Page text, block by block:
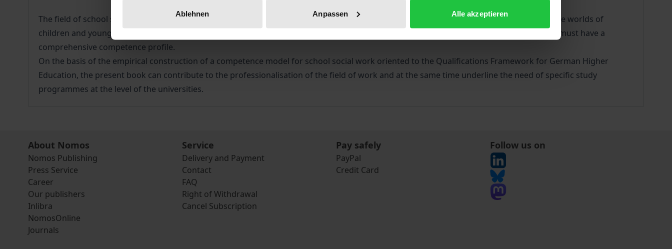
Ablehnen Anpassen Alle akzeptieren
The field of school social work has become increasingly important in recent years. With the knowledge and consideration of the diverse life worlds of
children and young people, the legal foundations and the knowledge of challenges in various transition processes, school social workers must have a
comprehensive competence profile.
On the basis of the empirical construction of a competence model for school social work oriented to the Qualifications Framework for German Higher
Education, the present book can contribute to the professionalisation of the field of work and at the same time underline the need of specific study
programmes at the level of the universities.
About Nomos
Nomos Publishing
Press Service
Career
Our publishers
Inlibra
NomosOnline
Journals
Service
Delivery and Payment
Contact
FAQ
Right of Withdrawal
Cancel Subscription
Pay safely
PayPal
Credit Card
Follow us on